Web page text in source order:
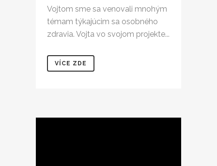
Vojtom sme sa venovali mnohým
témam týkajúcim sa osobného
zdravia. Vojta vo svojom projekte...
VÍCE ZDE